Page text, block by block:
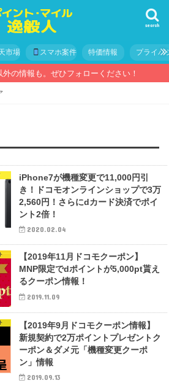
search
市場 スマホ案件 特価情報 プライバ
の情報も。ぜひフォローください！
iPhone7が機種変更で11,000円引
き！ドコモオンラインショップで3万
2,560円！さらにdカード決済でポイ
ント2倍！
2020.02.04
【2019年11月ドコモクーポン】
MNP限定でdポイントが5,000pt貰え
るクーポン情報！
2019.11.09
【2019年9月ドコモクーポン情報】
新規契約で2万ポイントプレゼントク
ーポン＆ダメ元「機種変更クーポ
ン」情報
2019.09.13